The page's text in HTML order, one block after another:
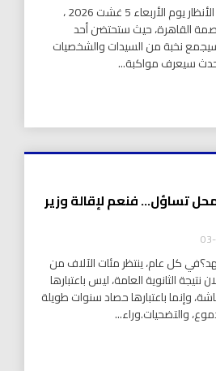
كتب / شادياحمد ستتجه الأنظار يوم الأربعاء 5 غشت 2026 ،
القاهرة، حيث ستحتضن أحد
نخبة من السيدات والشخصيات
سيعرف مواكبة...
تساؤل… فنعم لإقالة وزير
كل عام، ينتظر مئات الآلاف من
نتيجة الثانوية العامة، ليس باعتبارها
وإنما باعتبارها حصاد سنوات طويلة
والتضحيات.وراء...